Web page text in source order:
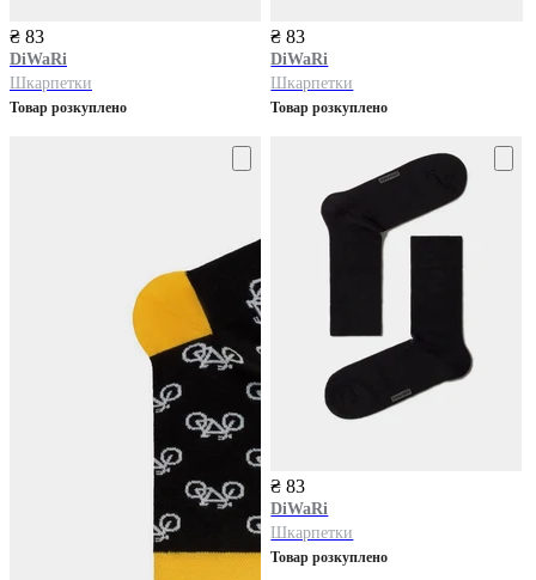
₴ 83
DiWaRi
Шкарпетки
Товар розкуплено
₴ 83
DiWaRi
Шкарпетки
Товар розкуплено
₴ 83
DiWaRi
Шкарпетки
Товар розкуплено